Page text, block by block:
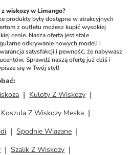
wiskozy w Limango?
produkty były dostępne w atrakcyjnych
z outletu możesz kupić wysokiej
cenie. Nasza oferta jest stale
odkrywanie nowych modeli i
satysfakcji i pewność, że nabywasz
Sprawdź naszą ofertę już dziś i
się w Twój styl!
:
Kuloty Z Wiskozy
Koszula Z Wiskozy Meska
Spodnie Wiazane
Szalik Z Wiskozy